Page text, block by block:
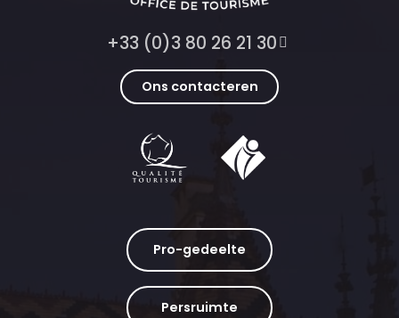
+33 (0)3 80 26 21 30
Ons contacteren
Pro-gedeelte
Persruimte